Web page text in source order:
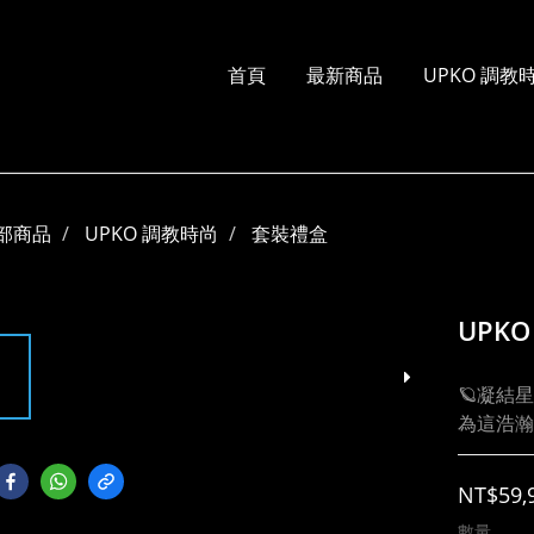
首頁 最新商品 UPKO 調教
商品 UPKO 調教時尚 套裝禮盒
🪐凝結
為這浩